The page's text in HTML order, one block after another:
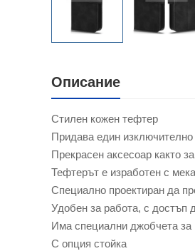
Описание
Стилен кожен тефтер
Придава един
Прекрасен аксесоар както
Тефтерът е изработен с
Специално проектиран да
Удобен за работа, с достъп
Има специални джобчета за
С опция стойка